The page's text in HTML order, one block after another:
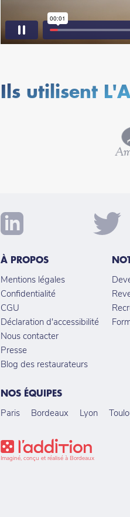
Ils utilisent
À PROPOS
Mentions légales
Confidentialité
CGU
Déclaration d'accessibilité
Nous contacter
Presse
Blog des restaurateurs
NOS ÉQUIPES
Paris Bordeaux Lyon
Imaginé, conçu et réalisé à Bordeaux